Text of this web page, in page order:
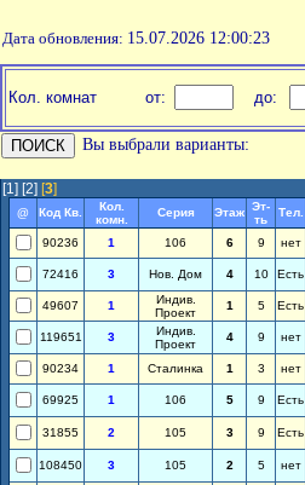
Дата обновления: 15.07.2026 12:00:23
Кол. комнат от: до:
Вы выбрали варианты:
[1] [2] [3]
@ Код Кв.
Кол.
комн.
Серия Этаж Эт-
ть
Тел.
90236
1 106 6 9 нет
72416 3 Нов. Дом 4 10 Есть
49607 1
Индив.
Проект
1 5 Есть
119651 3
Индив.
Проект
4 9 нет
90234 1 Сталинка 1 3 нет
69925 1 106 5 9 Есть
31855 2 105 3 9 Есть
108450 3 105 2 5 нет